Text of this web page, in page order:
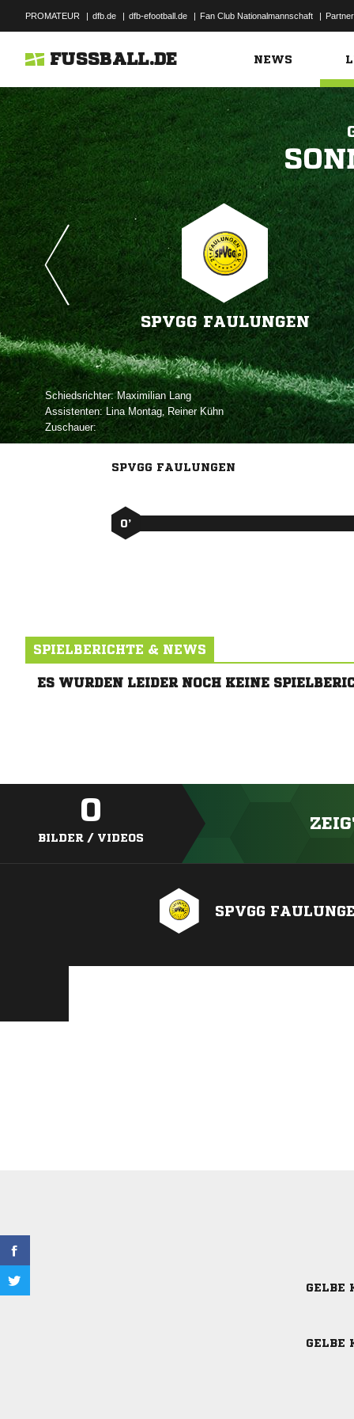
PROMATEUR | dfb.de | dfb-efootball.de | Fan Club Nationalmannschaft | Partner
FUSSBALL.DE NEWS
SPVGG FAULUNGEN
Schiedsrichter: 
Assistenten: ,  
Zuschauer:
SPVGG FAULUNGEN
0’
SPIELBERICHTE & NEWS
ES WURDEN LEIDER NOCH KEINE
0
BILDER / VIDEOS
SPVGG
GELBE
GELBE